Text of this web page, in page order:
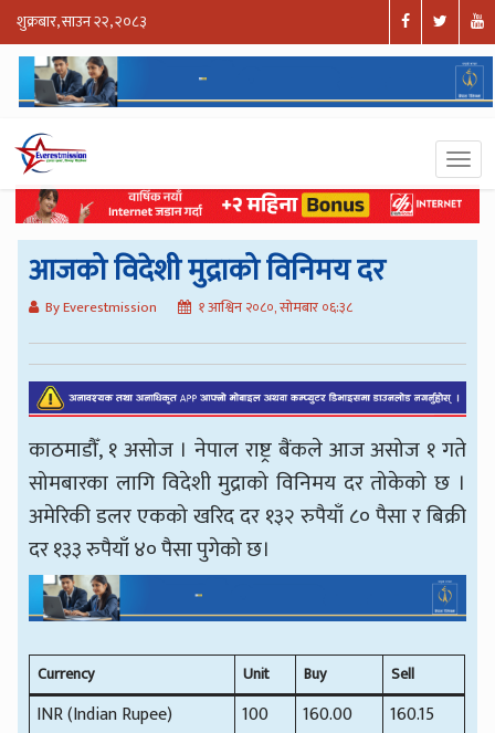
शुक्रबार, साउन २२, २०८३
आजको विदेशी मुद्राको विनिमय दर
By Everestmission १ आश्विन २०८०, सोमबार ०६:३८
काठमाडौँ, १ असोज । नेपाल राष्ट्र बैंकले आज असोज १ गते
सोमबारका लागि विदेशी मुद्राको विनिमय दर तोकेको छ ।
अमेरिकी डलर एकको खरिद दर १३२ रुपैयाँ ८० पैसा र बिक्री
दर १३३ रुपैयाँ ४० पैसा पुगेको छ।
Currency Unit Buy Sell
INR (Indian Rupee) 100 160.00 160.15